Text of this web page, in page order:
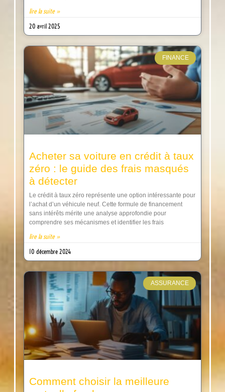
lire la suite »
20 avril 2025
FINANCE
Acheter sa voiture en crédit à taux
zéro : le guide des frais masqués
à détecter
Le crédit à taux zéro représente une option intéressante pour
l’achat d’un véhicule neuf. Cette formule de financement
sans intérêts mérite une analyse approfondie pour
comprendre ses mécanismes et identifier les frais
lire la suite »
10 décembre 2024
ASSURANCE
Comment choisir la meilleure